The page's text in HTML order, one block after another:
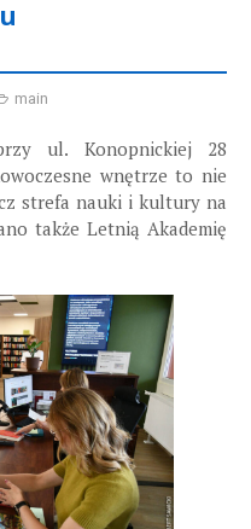
main
ul. Konopnickiej 28
wnętrze to nie
strefa nauki i kultury na
także Letnią Akademię